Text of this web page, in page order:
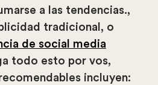
a las tendencias.,
tradicional, o
de social media
todo esto por vos,
incluyen: